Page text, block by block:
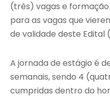
(três) vagas e
para as vagas que
de validade deste Edital
A jornada de estágio é
semanais, sendo 4
cumpridas dentro do